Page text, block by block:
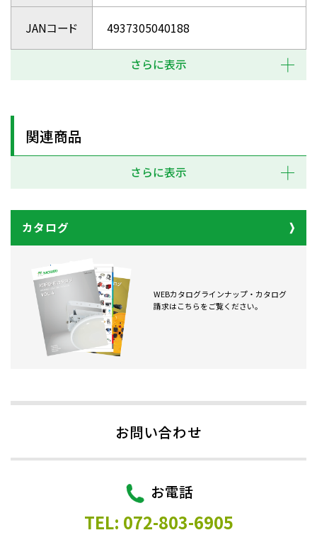
JANコード 4937305040188
さらに表示
関連商品
さらに表示
カタログ
WEBカタログラインナップ・カタログ
請求はこちらをご覧ください。
お問い合わせ
お電話
TEL: 072-803-6905